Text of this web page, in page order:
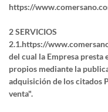
https://
2 SERVICIOS
2.1.https://
del cual la Empresa
propios mediante la
adquisición de los citados
venta".